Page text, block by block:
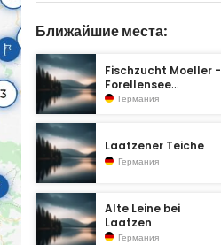
Ближайшие места:
Fischzucht Moeller -
Forellensee
Harkenbleck
Германия
Laatzener Teiche
Германия
Alte Leine bei
Laatzen
Германия